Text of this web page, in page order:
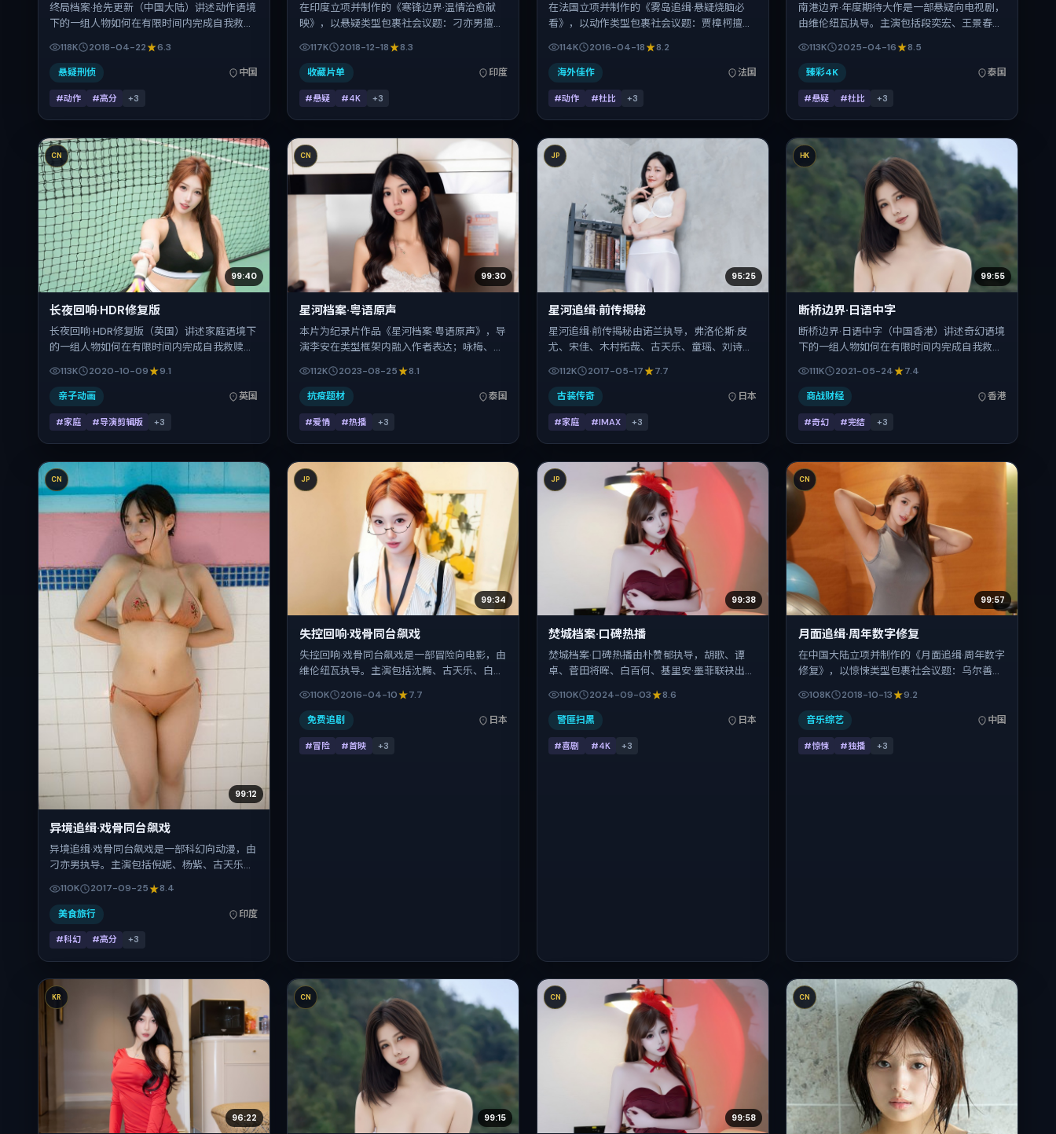
终局档案·抢先更新（中国大陆）讲述动作语境
下的一组人物如何在有限时间内完成自我救
瑟薇、孔刘、瑛太的表演层次丰富。影片定于
2018-04-22 起陆续登陆院线与网络平台，春
118K 2018-04-22 6.3
悬疑刑侦 中国
#动作 #高分 +3
在印度立项并制作的《寒锋边界·温情治愈献
映》，以悬疑类型包裹社会议题：刁亦男擅长
松坂桃李、杨幂的对手戏为看点之一。上映时
间：2018-12-18；片长151分钟；适合关注现实
117K 2018-12-18 8.3
收藏片单 印度
#悬疑 #4K +3
在法国立项并制作的《雾岛追缉·悬疑烧脑必
看》，以动作类型包裹社会议题：贾樟柯擅长
迅、汤唯、童瑶的对手戏为看点之一。上映时
间：2016-04-18；片长99分钟；适合关注现
114K 2016-04-18 8.2
海外佳作 法国
#动作 #杜比 +3
南港边界·年度期待大作是一部悬疑向电视剧，
由维伦纽瓦执导。主演包括段奕宏、王景春、
与发行，2025年春季档与观众见面，首映日
期 2025-04-16，正片时长133分钟。
113K 2025-04-16 8.5
臻彩4K 泰国
#悬疑 #杜比 +3
CN
99:40
长夜回响·HDR修复版
长夜回响·HDR修复版（英国）讲述家庭语境下
的一组人物如何在有限时间内完成自我救赎。
秦昊、小松菜奈、汤唯的表演层次丰富。影片
定于 2020-10-09 起陆续登陆院线与网络平
113K 2020-10-09 9.1
亲子动画 英国
#家庭 #导演剪辑版 +3
CN
99:30
星河档案·粤语原声
本片为纪录片作品《星河档案·粤语原声》，导
演李安在类型框架内融入作者表达；咏梅、黄
系线。故事类型为爱情，主拍摄地与出品背景
为泰国。上映时间 2023年8月25日（公映登
弛有度。
112K 2023-08-25 8.1
抗疫题材 泰国
#爱情 #热播 +3
JP
95:25
星河追缉·前传揭秘
星河追缉·前传揭秘由诺兰执导，弗洛伦斯·皮
尤、宋佳、木村拓哉、古天乐、童瑶、刘诗诗
定在日本，借东亚都市与邻里的张力推进人物
抉择与反转。2017年5月17日于日本首映（春
表演的观众。
112K 2017-05-17 7.7
古装传奇 日本
#家庭 #IMAX +3
HK
99:55
断桥边界·日语中字
断桥边界·日语中字（中国香港）讲述奇幻语境
下的一组人物如何在有限时间内完成自我救
然、谭卓、木村拓哉、基里安·墨菲、赞达亚的
表演层次丰富。影片定于 2021-05-24 起陆续
分钟。
111K 2021-05-24 7.4
商战财经 香港
#奇幻 #完结 +3
CN
99:12
异境追缉·戏骨同台飙戏
异境追缉·戏骨同台飙戏是一部科幻向动漫，由
刁亦男执导。主演包括倪妮、杨紫、古天乐、
行，2017年国庆档前后与观众见面，首映日期
2017-09-25，正片时长151分钟。
110K 2017-09-25 8.4
美食旅行 印度
#科幻 #高分 +3
JP
99:34
失控回响·戏骨同台飙戏
失控回响·戏骨同台飙戏是一部冒险向电影，由
维伦纽瓦执导。主演包括沈腾、古天乐、白百
景与发行，2016年春季档与观众见面，首映日
期 2016-04-10，正片时长126分钟。
110K 2016-04-10 7.7
免费追剧 日本
#冒险 #首映 +3
JP
99:38
焚城档案·口碑热播
焚城档案·口碑热播由朴赞郁执导，胡歌、谭
卓、菅田将晖、白百何、基里安·墨菲联袂出
本，借东亚都市与邻里的张力推进人物抉择与
反转。2024年9月3日于日本首映（国庆档前
表演的观众。
110K 2024-09-03 8.6
警匪扫黑 日本
#喜剧 #4K +3
CN
99:57
月面追缉·周年数字修复
在中国大陆立项并制作的《月面追缉·周年数字
修复》，以惊悚类型包裹社会议题：乌尔善擅
唯、王凯、舒淇、王景春的对手戏为看点之
一。上映时间：2018-10-13；片长118分钟；适
108K 2018-10-13 9.2
音乐综艺 中国
#惊悚 #独播 +3
KR
96:22
CN
99:15
CN
99:58
CN